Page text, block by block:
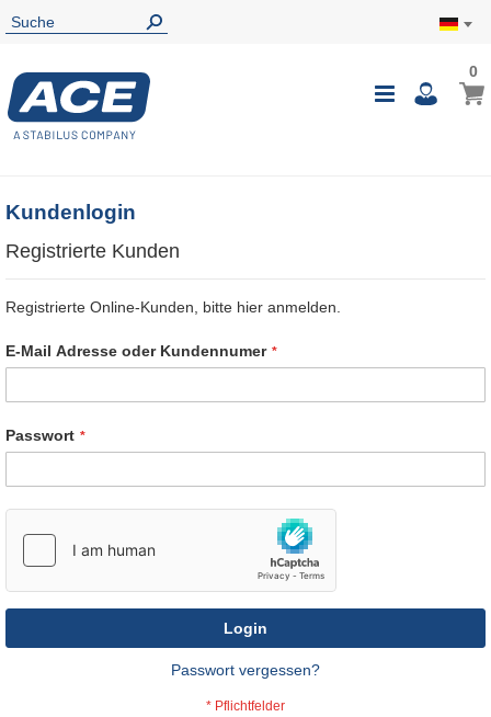
00
Kundenlogin
Registrierte Kunden
Registrierte Online-Kunden, bitte hier anmelden.
E-Mail Adresse oder Kundennumer
Passwort
Login
Passwort vergessen?